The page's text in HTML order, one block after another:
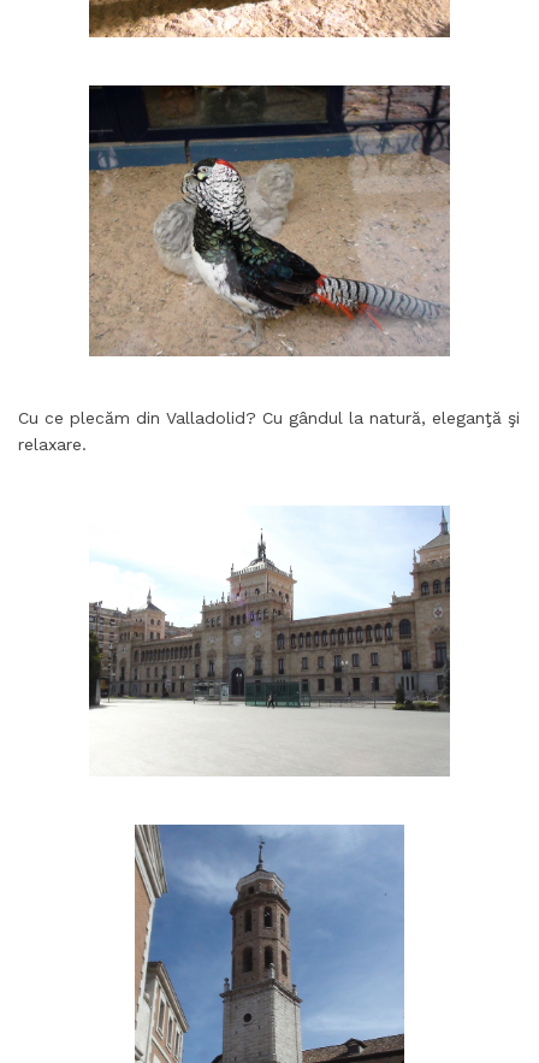
Cu ce plecăm din Valladolid? Cu gândul la natură, eleganţă şi
relaxare.